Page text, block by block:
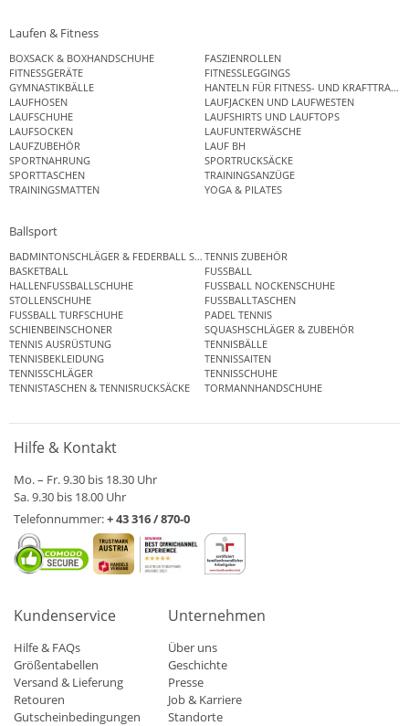
Laufen & Fitness
BOXSACK & BOXHANDSCHUHE
FASZIENROLLEN
FITNESSGERÄTE
FITNESSLEGGINGS
GYMNASTIKBÄLLE
HANTELN FÜR FITNESS- UND
LAUFHOSEN
LAUFJACKEN UND LAUFWESTEN
LAUFSCHUHE
LAUFSHIRTS UND LAUFTOPS
LAUFSOCKEN
LAUFUNTERWÄSCHE
LAUFZUBEHÖR
LAUF BH
SPORTNAHRUNG
SPORTRUCKSÄCKE
SPORTTASCHEN
TRAININGSANZÜGE
TRAININGSMATTEN
YOGA & PILATES
Ballsport
BADMINTONSCHLÄGER & FEDERBALL SETSTENNIS ZUBEHÖR
BASKETBALL
FUSSBALL
HALLENFUSSBALLSCHUHE
FUSSBALL NOCKENSCHUHE
STOLLENSCHUHE
FUSSBALLTASCHEN
FUSSBALL TURFSCHUHE
PADEL TENNIS
SCHIENBEINSCHONER
SQUASHSCHLÄGER & ZUBEHÖR
TENNIS AUSRÜSTUNG
TENNISBÄLLE
TENNISBEKLEIDUNG
TENNISSAITEN
TENNISSCHLÄGER
TENNISSCHUHE
TENNISTASCHEN & TENNISRUCKSÄCKE
TORMANNHANDSCHUHE
Hilfe & Kontakt
Mo. – Fr. 9.30 bis 18.30 Uhr
Sa. 9.30 bis 18.00 Uhr
Telefonnummer:+ 43 316 / 870-0
Kundenservice
Hilfe & FAQs
Größentabellen
Versand & Lieferung
Retouren
Gutscheinbedingungen
Unternehmen
Über uns
Geschichte
Presse
Job & Karriere
Standorte